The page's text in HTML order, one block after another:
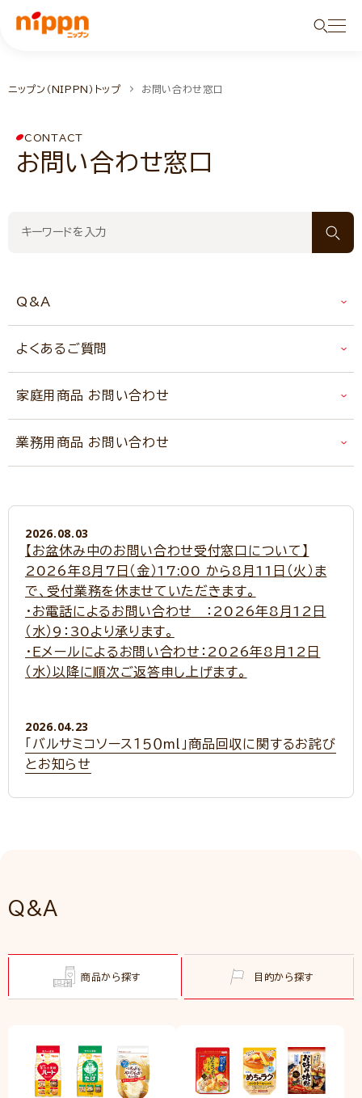
ニップン（NIPPN）トップ お問い合わせ窓口
CONTACT
お問い合わせ窓口
Q&A
よくあるご質問
家庭用商品 お問い合わせ
業務用商品 お問い合わせ
2026.08.03
【お盆休み中のお問い合わせ受付窓口について】
2026年8月7日（金）17:00 から8月11日（火）ま
で、受付業務を休ませていただきます。
・お電話によるお問い合わせ ：2026年8月12日
（水）9：30より承ります。
・Ｅメールによるお問い合わせ：2026年8月12日
（水）以降に順次ご返答申し上げます。
2026.04.23
「バルサミコソース１５０ml」商品回収に関するお詫び
とお知らせ
Q&A
商品から探す 目的から探す